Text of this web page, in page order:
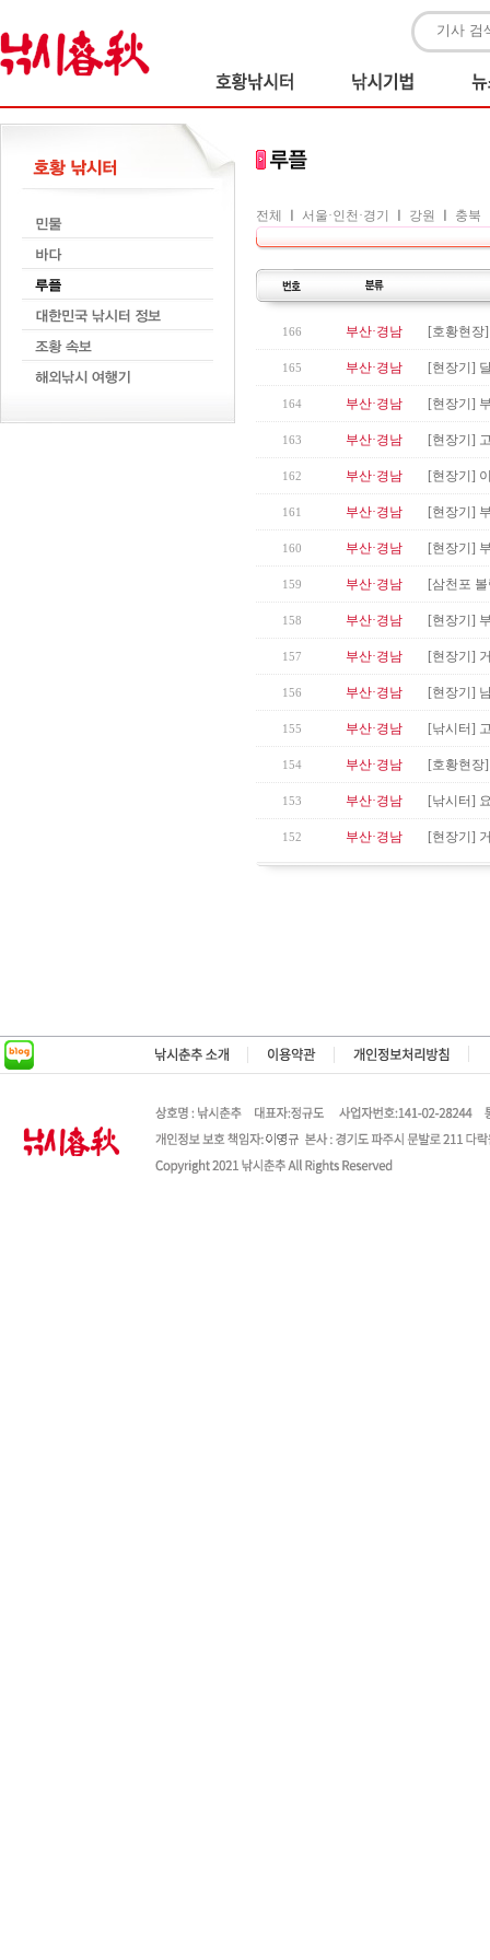
전체 서울·인천·경기 강원 충북
166 부산·경남 [호황현장
165 부산·경남 [현장기]
164 부산·경남 [현장기]
163 부산·경남 [현장기]
162 부산·경남 [현장기]
161 부산·경남 [현장기]
160 부산·경남 [현장기]
159 부산·경남 [삼천포
158 부산·경남 [현장기]
157 부산·경남 [현장기]
156 부산·경남 [현장기]
155 부산·경남 [낚시터]
154 부산·경남 [호황현장
153 부산·경남 [낚시터]
152 부산·경남 [현장기]